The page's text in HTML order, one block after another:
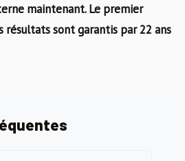
maintenant. Le premier
résultats sont garantis par 22 ans